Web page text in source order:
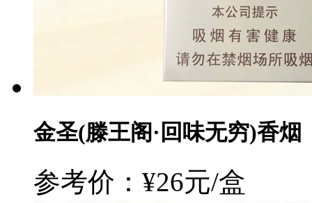
金圣(滕王阁·回味无穷)香烟
参考价：¥26元/盒